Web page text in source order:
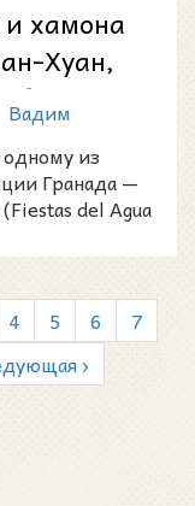
хамона
Хуан,
и
Вадим
из
Гранада —
del Agua
4 5 6
7
›